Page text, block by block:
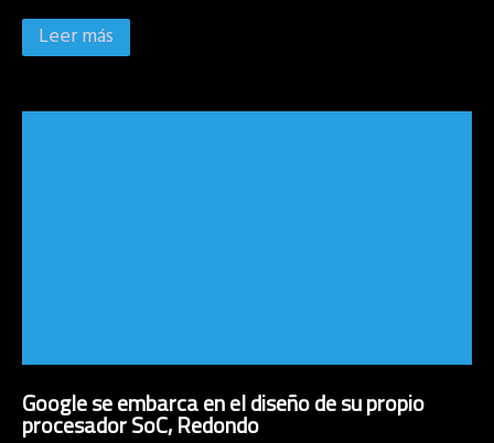
Leer más
Google se embarca en el diseño de su propio
procesador SoC, Redondo